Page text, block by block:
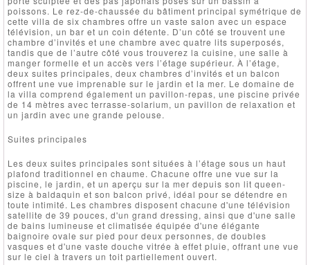
poissons. Le rez-de-chaussée du bâtiment principal symétrique de
cette villa de six chambres offre un vaste salon avec un espace
télévision, un bar et un coin détente. D’un côté se trouvent une
chambre d’invités et une chambre avec quatre lits superposés,
tandis que de l’autre côté vous trouverez la cuisine, une salle à
manger formelle et un accès vers l’étage supérieur. À l’étage,
deux suites principales, deux chambres d’invités et un balcon
offrent une vue imprenable sur le jardin et la mer. Le domaine de
la villa comprend également un pavillon-repas, une piscine privée
de 14 mètres avec terrasse-solarium, un pavillon de relaxation et
un jardin avec une grande pelouse.
Suites principales
Les deux suites principales sont situées à l’étage sous un haut
plafond traditionnel en chaume. Chacune offre une vue sur la
piscine, le jardin, et un aperçu sur la mer depuis son lit queen-
size à baldaquin et son balcon privé, idéal pour se détendre en
toute intimité. Les chambres disposent chacune d'une télévision
satellite de 39 pouces, d'un grand dressing, ainsi que d'une salle
de bains lumineuse et climatisée équipée d'une élégante
baignoire ovale sur pied pour deux personnes, de doubles
vasques et d'une vaste douche vitrée à effet pluie, offrant une vue
sur le ciel à travers un toit partiellement ouvert.